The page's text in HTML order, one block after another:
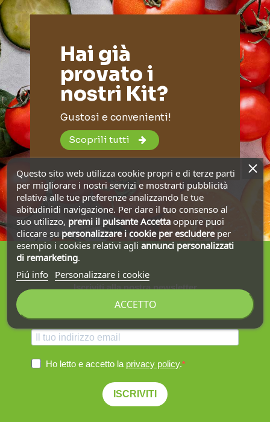
Hai già
provato i
nostri Kit?
Gustosi e convenienti!
Scoprili tutti
Iscriviti alla nostra newsletter
Ottieni la spedizione gratuita sul primo ordine!
Ho letto e accetto la privacy policy.
ISCRIVITI
Questo sito web utilizza cookie propri e di terze parti
per migliorare i nostri servizi e mostrarti pubblicità
relativa alle tue preferenze analizzando le tue
abitudinidi navigazione. Per dare il tuo consenso al
suo utilizzo, premi il pulsante Accettaoppure puoi
cliccare su personalizzare i cookie per escludereper
esempio i cookies relativi agli annunci personalizzati
di remarketing.
Piú info
Personalizzare i cookie
ACCETTO